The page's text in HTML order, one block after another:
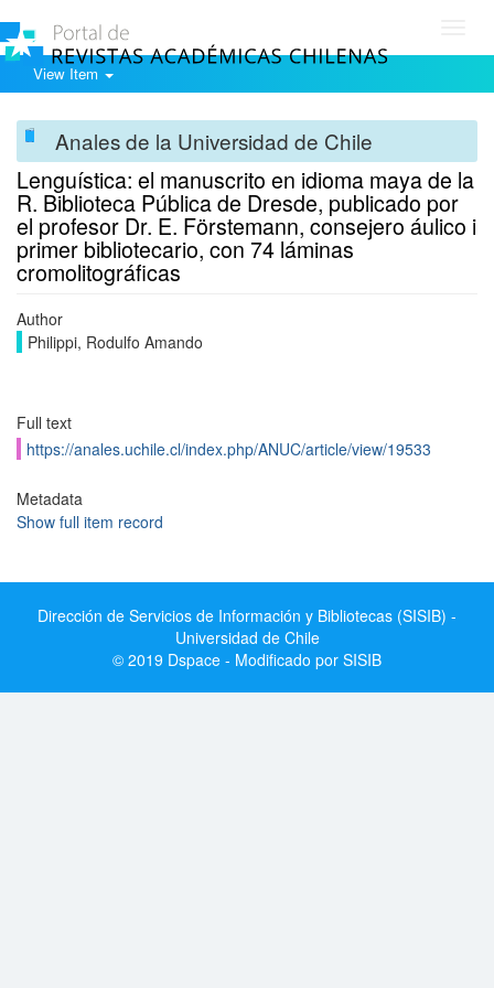
View Item
Anales de la Universidad de Chile
Lenguística: el manuscrito en idioma maya de la
R. Biblioteca Pública de Dresde, publicado por
el profesor Dr. E. Förstemann, consejero áulico i
primer bibliotecario, con 74 láminas
cromolitográficas
Author
Philippi, Rodulfo Amando
Full text
https://anales.uchile.cl/index.php/ANUC/article/view/19533
Metadata
Show full item record
Dirección de Servicios de Información y Bibliotecas (SISIB) -
Universidad de Chile
© 2019 Dspace - Modificado por SISIB